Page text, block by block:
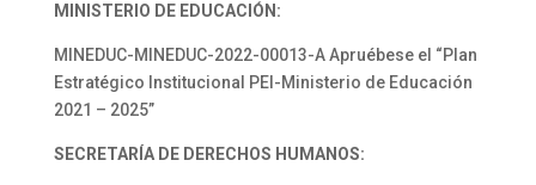
MINISTERIO DE EDUCACIÓN:
MINEDUC-MINEDUC-2022-00013-A Apruébese el “Plan
Estratégico Institucional PEI-Ministerio de Educación
2021 – 2025”
SECRETARÍA DE DERECHOS HUMANOS: